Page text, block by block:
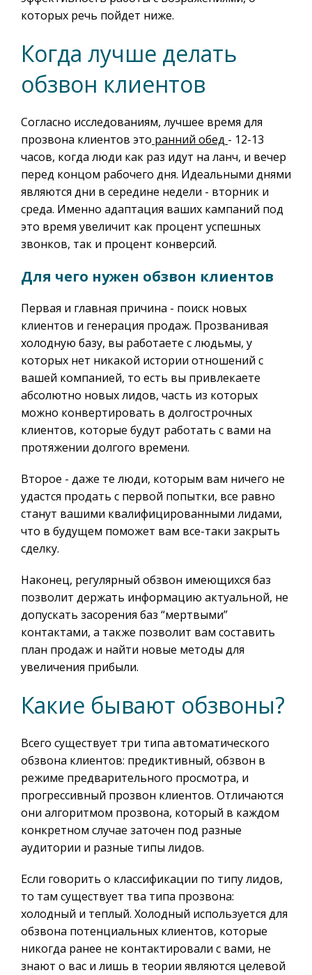
которых речь пойдет ниже.
Когда лучше делать
обзвон клиентов
Согласно исследованиям, лучшее время для
прозвона клиентов это ранний обед - 12-13
часов, когда люди как раз идут на ланч, и вечер
перед концом рабочего дня. Идеальными днями
являются дни в середине недели - вторник и
среда. Именно адаптация ваших кампаний под
это время увеличит как процент успешных
звонков, так и процент конверсий.
Для чего нужен обзвон клиентов
Первая и главная причина - поиск новых
клиентов и генерация продаж. Прозванивая
холодную базу, вы работаете с людьмы, у
которых нет никакой истории отношений с
вашей компанией, то есть вы привлекаете
абсолютно новых лидов, часть из которых
можно конвертировать в долгострочных
клиентов, которые будут работать с вами на
протяжении долгого времени.
Второе - даже те люди, которым вам ничего не
удастся продать с первой попытки, все равно
станут вашими квалифицированными лидами,
что в будущем поможет вам все-таки закрыть
сделку.
Наконец, регулярный обзвон имеющихся баз
позволит держать информацию актуальной, не
допускать засорения баз “мертвыми”
контактами, а также позволит вам составить
план продаж и найти новые методы для
увеличения прибыли.
Какие бывают обзвоны?
Всего существует три типа автоматического
обзвона клиентов: предиктивный, обзвон в
режиме предварительного просмотра, и
прогрессивный прозвон клиентов. Отличаются
они алгоритмом прозвона, который в каждом
конкретном случае заточен под разные
аудитории и разные типы лидов.
Если говорить о классификации по типу лидов,
то там существует тва типа прозвона:
холодный и теплый. Холодный используется для
обзвона потенциальных клиентов, которые
никогда ранее не контактировали с вами, не
знают о вас и лишь в теории являются целевой